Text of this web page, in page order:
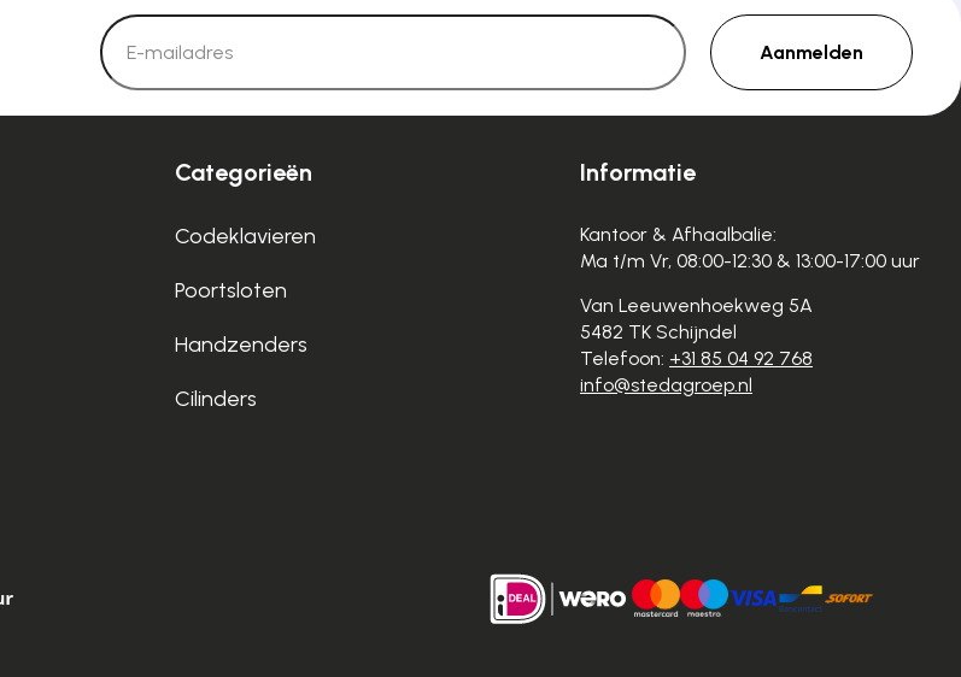
Aanmelden
Categorieën
Codeklavieren
Poortsloten
Handzenders
Cilinders
Informatie
Kantoor & Afhaalbalie:
Ma t/m Vr, 08:00-12:30 & 13:00-17:00 uur
Van Leeuwenhoekweg 5A
5482 TK Schijndel
Telefoon: +31 85 04 92 768
info@stedagroep.nl